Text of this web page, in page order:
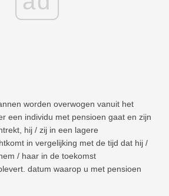
worden overwogen vanuit het
een individu met pensioen gaat en zijn
hij / zij in een lagere
in vergelijking met de tijd dat hij /
/ haar in de toekomst
datum waarop u met pensioen